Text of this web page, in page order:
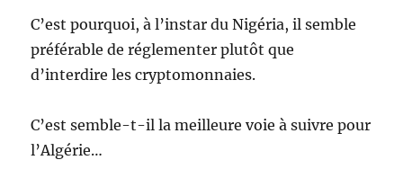
C’est pourquoi, à l’instar du Nigéria, il semble
préférable de réglementer plutôt que
d’interdire les cryptomonnaies.
C’est semble-t-il la meilleure voie à suivre pour
l’Algérie…